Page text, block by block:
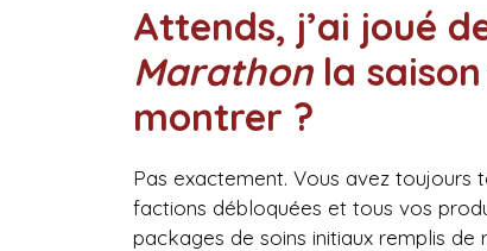
Attends, j’ai joué
Marathonla saison
montrer ?
Pas exactement. Vous avez
factions débloquées et tous vos
packages de soins initiaux remplis